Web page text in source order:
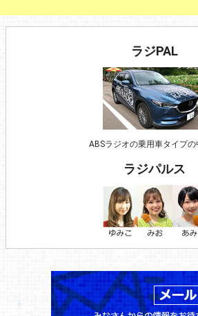
ラジPAL
ABSラジオの乗用車タイプの
ラジパルス